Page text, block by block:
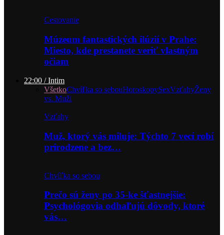
Cestovanie
Múzeum fantastických ilúzií v Prahe:
Miesto, kde prestanete veriť vlastným
očiam
22:00 / Intim
VšetkoChvíľka so sebouHoroskopySexVzťahyŽeny
vs. Muži
Vzťahy
Muž, ktorý vás miluje: Týchto 7 vecí robí
prirodzene a bez…
Chvíľka so sebou
Prečo sú ženy po 35-ke šťastnejšie:
Psychológovia odhaľujú dôvody, ktoré
vás…